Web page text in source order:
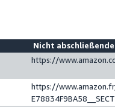
Nicht
https://
https://